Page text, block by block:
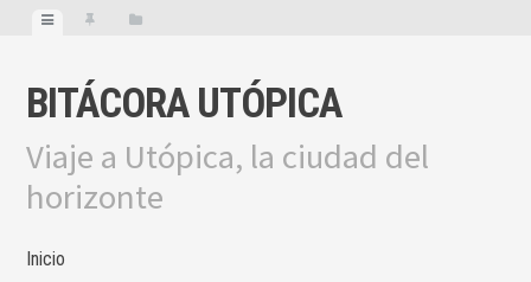
BITÁCORA UTÓPICA
Viaje a Utópica, la ciudad del
horizonte
Inicio